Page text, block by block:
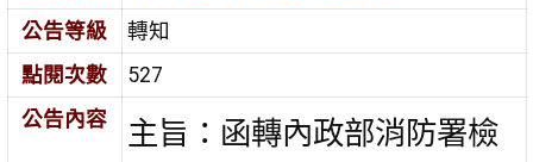
公告等級
轉知
點閱次數
527
公告內容
主旨：函轉內政部消防署檢